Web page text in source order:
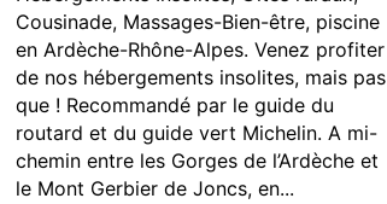
Cousinade, Massages-Bien-être, piscine
en Ardèche-Rhône-Alpes. Venez profiter
de nos hébergements insolites, mais pas
que ! Recommandé par le guide du
routard et du guide vert Michelin. A mi-
chemin entre les Gorges de l’Ardèche et
le Mont Gerbier de Joncs, en...